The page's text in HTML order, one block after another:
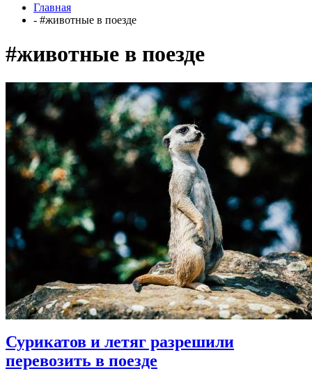
Главная
- #животные в поезде
#животные в поезде
Сурикатов и летяг разрешили
перевозить в поезде